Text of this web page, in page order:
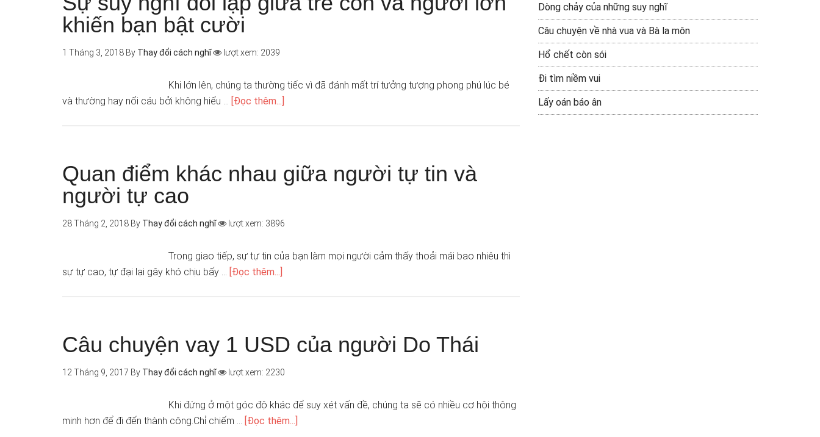
khiến bạn bật cười
1 Tháng 3, 2018 By Thay đổi cách nghĩ lượt xem: 2039
Khi lớn lên, chúng ta thường tiếc vì đã đánh mất trí tưởng tượng phong phú lúc bé
và thường hay nổi cáu bởi không hiểu … [Đọc thêm...]
Quan điểm khác nhau giữa người tự tin và
người tự cao
28 Tháng 2, 2018 By Thay đổi cách nghĩ lượt xem: 3896
Trong giao tiếp, sự tự tin của bạn làm mọi người cảm thấy thoải mái bao nhiêu thì
sự tự cao, tự đại lại gây khó chịu bấy … [Đọc thêm...]
Câu chuyện vay 1 USD của người Do Thái
12 Tháng 9, 2017 By Thay đổi cách nghĩ lượt xem: 2230
Khi đứng ở một góc độ khác để suy xét vấn đề, chúng ta sẽ có nhiều cơ hội thông
minh hơn để đi đến thành công.Chỉ chiếm … [Đọc thêm...]
Dòng chảy của những suy nghĩ
Câu chuyện về nhà vua và Bà la môn
Hổ chết còn sói
Đi tìm niềm vui
Lấy oán báo ân